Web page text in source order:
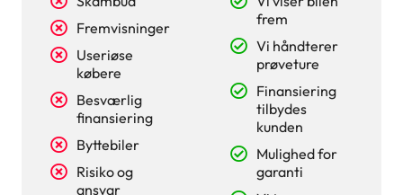
Fremvisninger
Useriøse
købere
Besværlig
finansiering
Byttebiler
Risiko og
ansvar
frem
Vi håndterer
prøveture
Finansiering
tilbydes
kunden
Mulighed for
garanti